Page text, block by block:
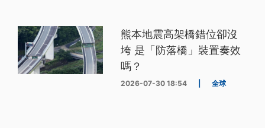
熊本地震高架橋錯位卻沒
垮 是「防落橋」裝置奏效
嗎？
2026-07-30 18:54 全球